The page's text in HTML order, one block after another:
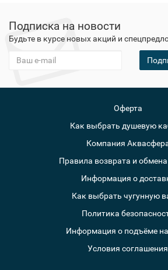
Подписка на новости
Будьте в курсе новых акций и
Оферта
Как выбрать душевую
Компания
Правила возврата и
Информация о
Как выбрать чугунную
Политика
Информация о подъёме
Условия соглашения